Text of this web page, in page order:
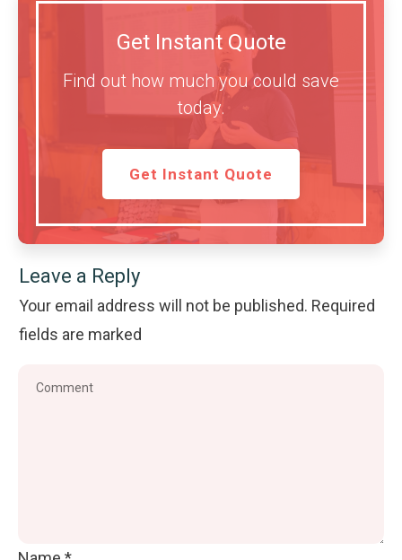
Get Instant Quote
Find out how much you could save
today.
Get Instant Quote
Leave a Reply
Your email address will not be published. Required
fields are marked